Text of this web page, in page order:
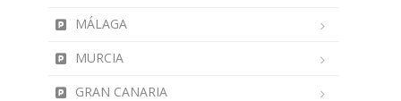
MÁLAGA
MURCIA
GRAN CANARIA